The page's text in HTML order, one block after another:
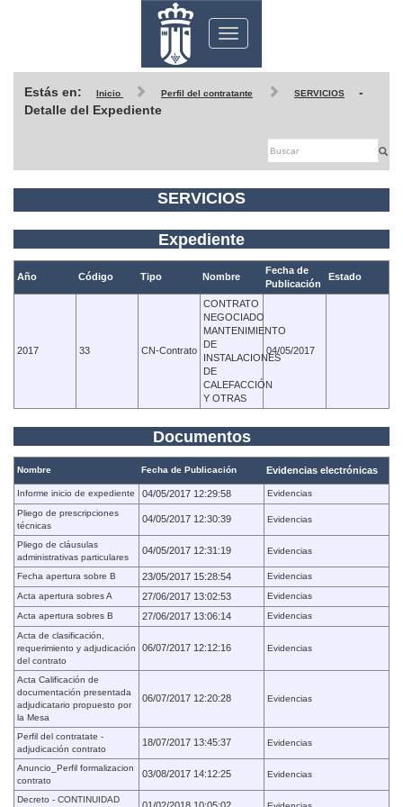
Toggle
navigation
Estás en: Inicio Perfil del contratante SERVICIOS
-
Detalle del Expediente
SERVICIOS
Expediente
Año Código Tipo Nombre
Fecha de
Publicación
Estado
2017 33 CN-Contrato
CONTRATO
NEGOCIADO
MANTENIMIENTO
DE
INSTALACIONES
DE
CALEFACCIÓN
Y OTRAS
04/05/2017
Documentos
Nombre Fecha de Publicación Evidencias electrónicas
Informe inicio de expediente 04/05/2017 12:29:58
Evidencias
Pliego de prescripciones
técnicas
04/05/2017 12:30:39 Evidencias
Pliego de cláusulas
administrativas particulares
04/05/2017 12:31:19 Evidencias
Fecha apertura sobre B 23/05/2017 15:28:54
Evidencias
Acta apertura sobres A
27/06/2017 13:02:53
Evidencias
Acta apertura sobres B
27/06/2017 13:06:14
Evidencias
Acta de clasificación,
requerimiento y adjudicación
del contrato
06/07/2017 12:12:16 Evidencias
Acta Calificación de
documentación presentada
adjudicatario propuesto por
la Mesa
06/07/2017 12:20:28 Evidencias
Perfil del contratate -
adjudicación contrato
18/07/2017 13:45:37 Evidencias
Anuncio_Perfil formalizacion
contrato
03/08/2017 14:12:25 Evidencias
Decreto - CONTINUIDAD